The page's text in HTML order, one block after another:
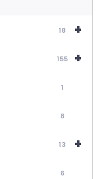
+
18
+
155
1
8
+
13
6